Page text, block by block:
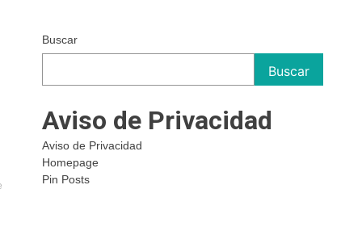
Buscar
Buscar
Aviso de Privacidad
Aviso de Privacidad
Homepage
Pin Posts